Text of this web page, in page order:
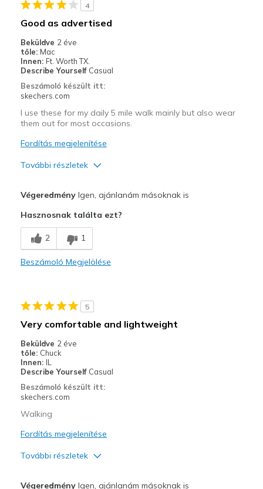
View On Shoes
4
Good as advertised
Beküldve 2 éve
tőle: Mac
Innen: Ft. Worth TX.
Describe Yourself Casual
Beszámoló készült itt:
skechers.com
I use these for my daily 5 mile walk mainly but also wear
them out for most occasions.
Fordítás megjelenítése
További részletek
Durable
Kontra
Need Break In
Casual Wear
Walking
Width
Feels true to width
Sizing
View On Shoes
VégeredményIgen, ajánlanám másoknak is
Hasznosnak találta ezt?
2 1
Beszámoló Megjelölése
5
Very comfortable and lightweight
Beküldve 2 éve
tőle: Chuck
Innen: IL
Describe Yourself Casual
Beszámoló készült itt:
skechers.com
Walking
Fordítás megjelenítése
További részletek
VégeredményIgen, ajánlanám másoknak is